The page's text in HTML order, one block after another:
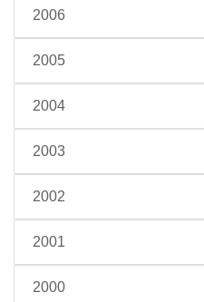
2006
2005
2004
2003
2002
2001
2000